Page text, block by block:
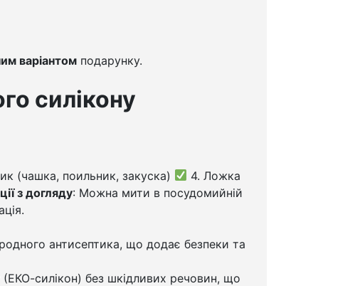
варіантом подарунку.
силікону
(чашка, поильник, закуска)
4. Ложка
з догляду: Можна мити в посудомийній
антисептика, що додає безпеки та
(ЕКО-силікон) без шкідливих речовин, що